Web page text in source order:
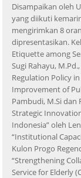
Disampaikan oleh
yang diikuti
mengirimkan 8
dipresentasikan.
Etiquette among
Sugi Rahayu,
Regulation Policy
Improvement of
Pambudi, M.Si dan
Strategic
Indonesia” oleh
“Institutional
Kulon Progo
“Strengthening
Service for Elderly